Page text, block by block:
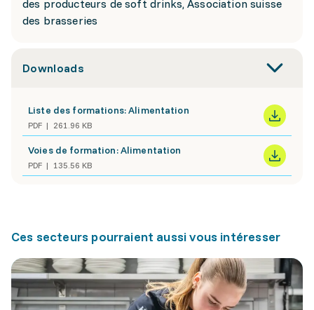
des producteurs de soft drinks, Association suisse
des brasseries
Downloads
Liste des formations: Alimentation
PDF 261.96 KB
Voies de formation: Alimentation
PDF 135.56 KB
Ces secteurs pourraient aussi vous intéresser